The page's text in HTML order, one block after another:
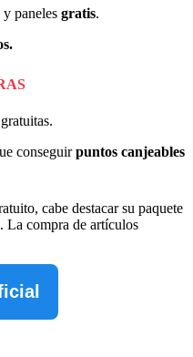
paneles gratis.
.
conseguirpuntos canjeables
cabe destacar su paquete
La compra de artículos